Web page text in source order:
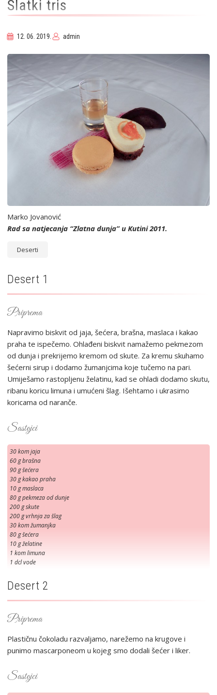
Slatki tris
12. 06. 2019. admin
Marko Jovanović
Rad sa natjecanja “Zlatna dunja” u Kutini 2011.
Deserti
Desert 1
Priprema
Napravimo biskvit od jaja, šećera, brašna, maslaca i kakao
praha te ispečemo. Ohlađeni biskvit namažemo pekmezom
od dunja i prekrijemo kremom od skute. Za kremu skuhamo
šećerni sirup i dodamo žumanjcima koje tučemo na pari.
Umiješamo rastopljenu želatinu, kad se ohladi dodamo skutu,
ribanu koricu limuna i umućeni šlag. Išehtamo i ukrasimo
koricama od naranče.
Sastojci
30 kom jaja
60 g brašna
90 g šećera
30 g kakao praha
10 g maslaca
80 g pekmeza od dunje
200 g skute
200 g vrhnja za šlag
30 kom žumanjka
80 g šećera
10 g želatine
1 kom limuna
1 dcl vode
Desert 2
Priprema
Plastičnu čokoladu razvaljamo, narežemo na krugove i
punimo mascarponeom u kojeg smo dodali šećer i liker.
Sastojci